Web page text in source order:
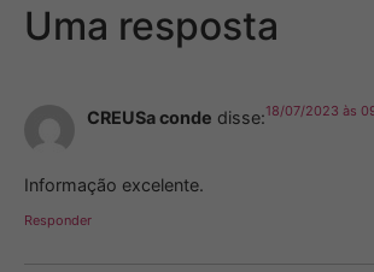
Uma resposta
CREUSa conde disse:18/07/2023 às
Informação excelente.
Responder